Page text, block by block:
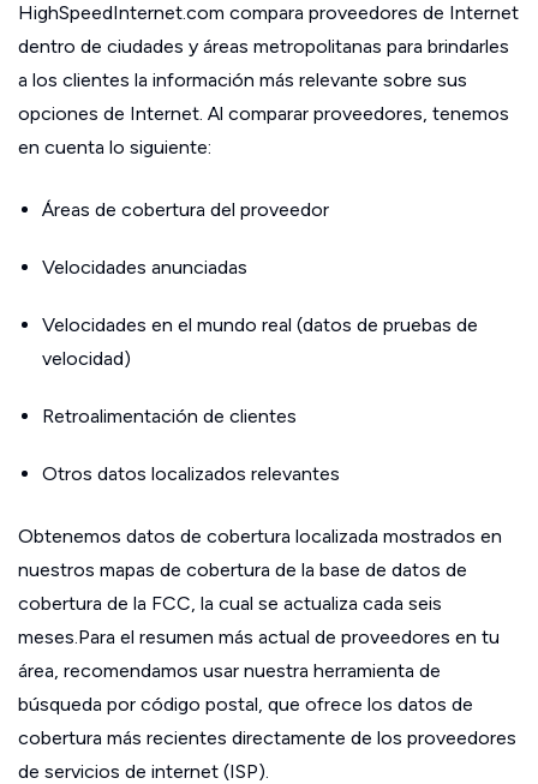
HighSpeedInternet.com compara proveedores de Internet
dentro de ciudades y áreas metropolitanas para brindarles
a los clientes la información más relevante sobre sus
opciones de Internet. Al comparar proveedores, tenemos
en cuenta lo siguiente:
Áreas de cobertura del proveedor
Velocidades anunciadas
Velocidades en el mundo real (datos de pruebas de
velocidad)
Retroalimentación de clientes
Otros datos localizados relevantes
Obtenemos datos de cobertura localizada mostrados en
nuestros mapas de cobertura de la base de datos de
cobertura de la FCC, la cual se actualiza cada seis
meses.Para el resumen más actual de proveedores en tu
área, recomendamos usar nuestra herramienta de
búsqueda por código postal, que ofrece los datos de
cobertura más recientes directamente de los proveedores
de servicios de internet (ISP).